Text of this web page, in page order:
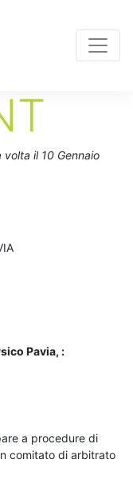
volta il 10 Gennaio
Pavia, :
a procedure di
comitato di arbitrato